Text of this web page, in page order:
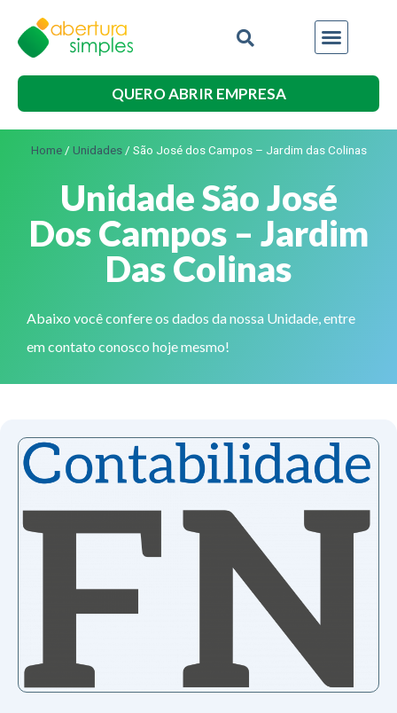
QUERO ABRIR EMPRESA
Home/ Unidades/ São José dos Campos – Jardim das Colinas
Unidade São José
Dos Campos – Jardim
Das Colinas
Abaixo você confere os dados da nossa Unidade, entre
em contato conosco hoje mesmo!